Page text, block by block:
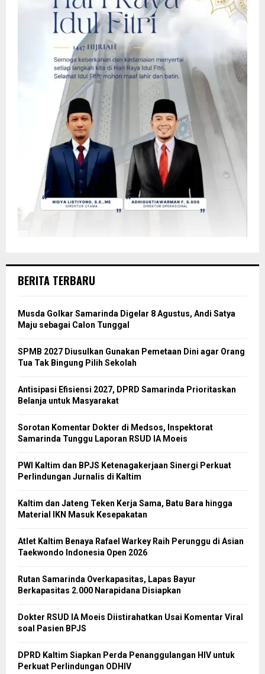
BERITA TERBARU
Musda Golkar Samarinda Digelar 8 Agustus, Andi Satya
Maju sebagai Calon Tunggal
SPMB 2027 Diusulkan Gunakan Pemetaan Dini agar Orang
Tua Tak Bingung Pilih Sekolah
Antisipasi Efisiensi 2027, DPRD Samarinda Prioritaskan
Belanja untuk Masyarakat
Sorotan Komentar Dokter di Medsos, Inspektorat
Samarinda Tunggu Laporan RSUD IA Moeis
PWI Kaltim dan BPJS Ketenagakerjaan Sinergi Perkuat
Perlindungan Jurnalis di Kaltim
Kaltim dan Jateng Teken Kerja Sama, Batu Bara hingga
Material IKN Masuk Kesepakatan
Atlet Kaltim Benaya Rafael Warkey Raih Perunggu di Asian
Taekwondo Indonesia Open 2026
Rutan Samarinda Overkapasitas, Lapas Bayur
Berkapasitas 2.000 Narapidana Disiapkan
Dokter RSUD IA Moeis Diistirahatkan Usai Komentar Viral
soal Pasien BPJS
DPRD Kaltim Siapkan Perda Penanggulangan HIV untuk
Perkuat Perlindungan ODHIV